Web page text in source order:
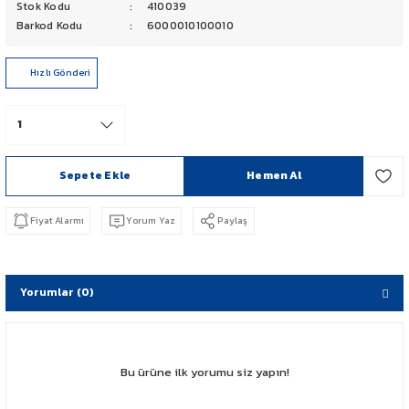
PCX 125-150
CB 125 F
CBR 250
NX 500
Stok Kodu
410039
Barkod Kodu
6000010100010
Hızlı Gönderi
Sepete Ekle Hemen Al
Fiyat Alarmı Yorum Yaz Paylaş
Yorumlar (0)
Bu ürüne ilk yorumu siz yapın!